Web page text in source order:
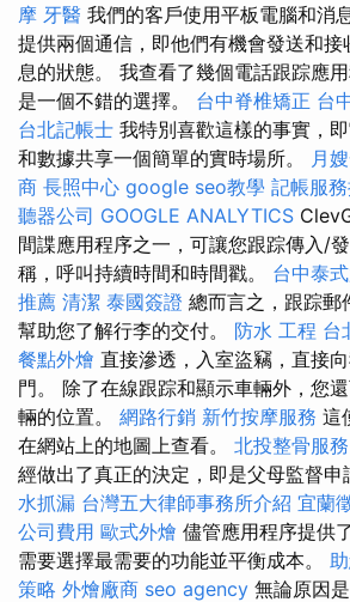
摩 牙醫 我們的客戶使用平板電腦和消
提供兩個通信，即他們有機會發送和接
息的狀態。 我查看了幾個電話跟踪應
是一個不錯的選擇。 台中脊椎矯正 台
台北記帳士 我特別喜歡這樣的事實，
和數據共享一個簡單的實時場所。 月
商 長照中心 google seo教學 記帳服
聽器公司 GOOGLE ANALYTICS
間諜應用程序之一，可讓您跟踪傳入/
稱，呼叫持續時間和時間戳。 台中泰
推薦 清潔 泰國簽證 總而言之，跟踪郵
幫助您了解行李的交付。 防水 工程 台
餐點外燴 直接滲透，入室盜竊，直接
門。 除了在線跟踪和顯示車輛外，您
輛的位置。 網路行銷 新竹按摩服務 這
在網站上的地圖上查看。 北投整骨服務
經做出了真正的決定，即是父母監督申
水抓漏 台灣五大律師事務所介紹 宜蘭
公司費用 歐式外燴 儘管應用程序提供
需要選擇最需要的功能並平衡成本。
策略 外燴廠商 seo agency 無論原因